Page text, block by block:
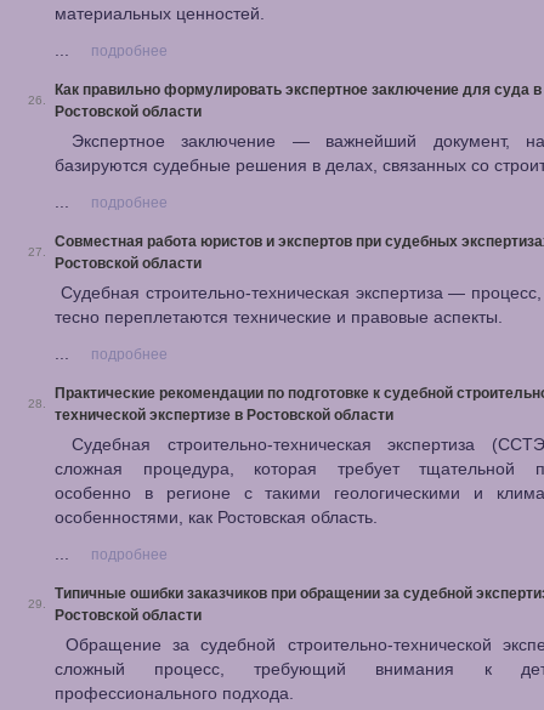
материальных ценностей.
...
подробнее
26.
Как правильно формулировать экспертное заключение для суда в
Ростовской области
Экспертное заключение — важнейший документ,
базируются судебные решения в делах, связанных со
...
подробнее
27.
Совместная работа юристов и экспертов при судебных
Ростовской области
Судебная строительно-техническая экспертиза —
тесно переплетаются технические и правовые аспекты.
...
подробнее
28.
Практические рекомендации по подготовке к судебной
технической экспертизе в Ростовской области
Судебная строительно-техническая экспертиза
сложная процедура, которая требует тщательной
особенно в регионе с такими геологическими и
особенностями, как Ростовская область.
...
подробнее
29.
Типичные ошибки заказчиков при обращении за судебной
Ростовской области
Обращение за судебной строительно-технической
сложный процесс, требующий внимания к
профессионального подхода.